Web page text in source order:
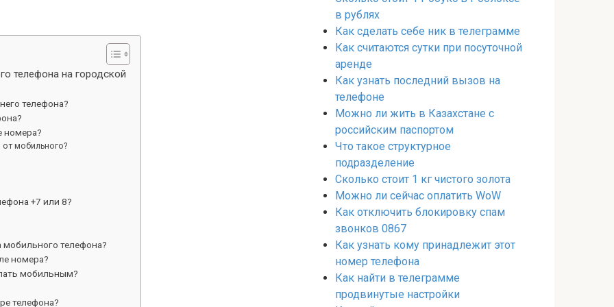
телефона на городской
телефона?
номера?
мобильного?
+7 или 8?
телефона?
номера?
мобильным?
телефона?
в рублях
Как сделать себе ник в телеграмме
Как считаются сутки при посуточной
аренде
Как узнать последний вызов на
телефоне
Можно ли жить в Казахстане с
российским паспортом
Что такое структурное
подразделение
Сколько стоит 1 кг чистого золота
Можно ли сейчас оплатить WoW
Как отключить блокировку спам
звонков 0867
Как узнать кому принадлежит этот
номер телефона
Как найти в телеграмме
продвинутые настройки